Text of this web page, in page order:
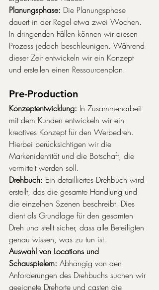
Planungsphase: Die Planungsphase
dauert in der Regel etwa zwei Wochen.
In dringenden Fällen können wir diesen
Prozess jedoch beschleunigen. Während
dieser Zeit entwickeln wir ein Konzept
und erstellen einen Ressourcenplan.
Pre-Production
Konzeptentwicklung: In Zusammenarbeit
mit dem Kunden entwickeln wir ein
kreatives Konzept für den Werbedreh.
Hierbei berücksichtigen wir die
Markenidentität und die Botschaft, die
vermittelt werden soll.
Drehbuch: Ein detailliertes Drehbuch wird
erstellt, das die gesamte Handlung und
die einzelnen Szenen beschreibt. Dies
dient als Grundlage für den gesamten
Dreh und stellt sicher, dass alle Beteiligten
genau wissen, was zu tun ist.
Auswahl von Locations und
Schauspielern: Abhängig von den
Anforderungen des Drehbuchs suchen wir
geeignete Drehorte und casten die